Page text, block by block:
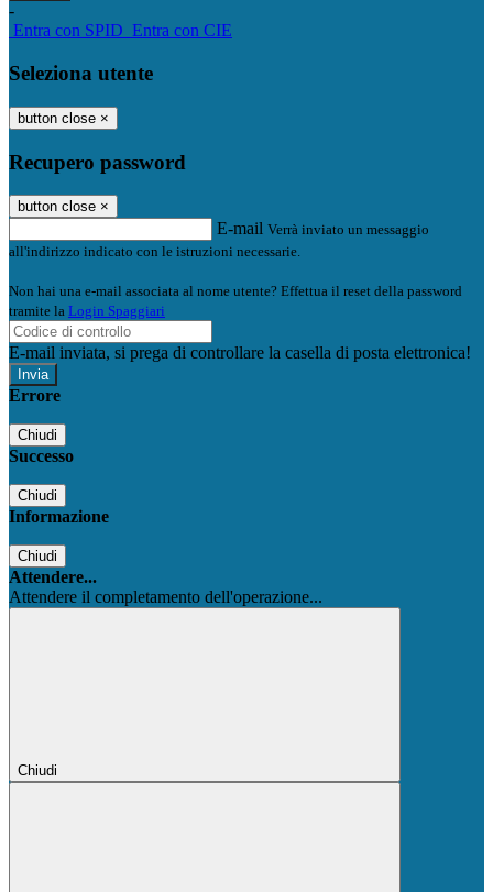
-
Entra con SPID Entra con CIE
Seleziona utente
button close ×
Recupero password
button close ×
E-mail Verrà inviato un messaggio
all'indirizzo indicato con le istruzioni necessarie.
Non hai una e-mail associata al nome utente? Effettua il reset della password
tramite la Login Spaggiari
E-mail inviata, si prega di controllare la casella di posta elettronica!
Errore
Chiudi
Successo
Chiudi
Informazione
Chiudi
Attendere...
Attendere il completamento dell'operazione...
Chiudi